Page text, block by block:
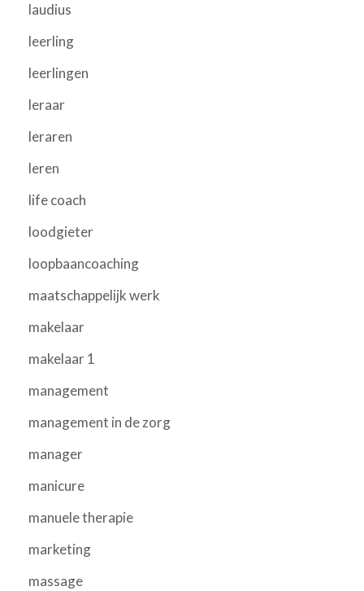
laudius
leerling
leerlingen
leraar
leraren
leren
life coach
loodgieter
loopbaancoaching
maatschappelijk werk
makelaar
makelaar 1
management
management in de zorg
manager
manicure
manuele therapie
marketing
massage